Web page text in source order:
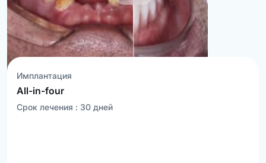
Имплантация
All-in-four
Срок лечения : 30 дней